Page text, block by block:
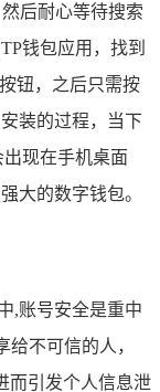
然后耐心等待搜索
钱包应用，找到
钮，之后只需按
装的过程，当下
现在手机桌面
大的数字钱包。
,账号安全是重中
不可信的人，
而引发个人信息泄